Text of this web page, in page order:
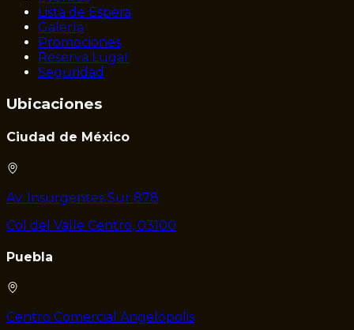
Lista de Espera
Galería
Promociones
Reserva Lugar
Seguridad
Ubicaciones
Ciudad de México
Av. Insurgentes Sur 878
Col del Valle Centro, 03100
Puebla
Centro Comercial Angelópolis